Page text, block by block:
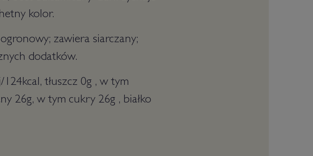
kolor.
zawiera siarczany;
dodatków.
tłuszcz 0g , w tym
26g, w tym cukry 26g , białko